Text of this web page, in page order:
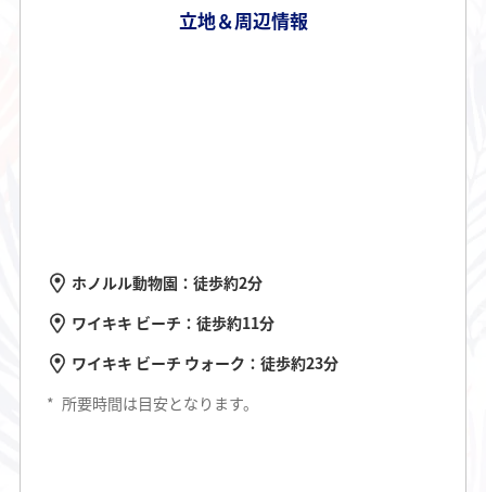
立地＆周辺情報
ホノルル動物園：徒歩約2分
ワイキキ ビーチ：徒歩約11分
ワイキキ ビーチ ウォーク：徒歩約23分
* 所要時間は目安となります。